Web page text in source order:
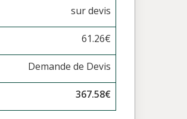
sur devis
61.26€
Demande de Devis
367.58€